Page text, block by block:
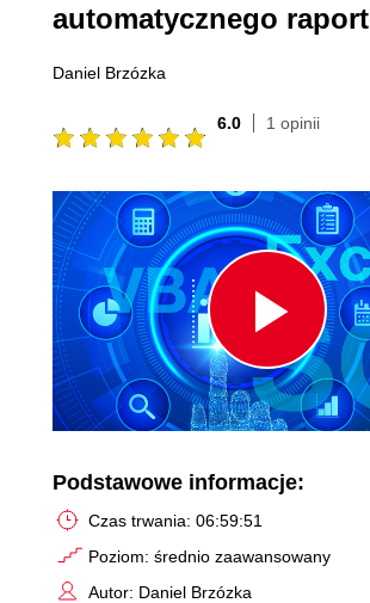
automatycznego
Daniel Brzózka
6.0 1 opinii
Podstawowe informacje:
Czas trwania: 06:59:51
Poziom: średnio zaawansowany
Autor: Daniel Brzózka